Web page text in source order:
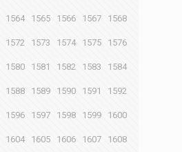
1564 1565 1566 1567 1568
1572 1573 1574 1575 1576
1580 1581 1582 1583 1584
1588 1589 1590 1591 1592
1596 1597 1598 1599 1600
1604 1605 1606 1607 1608